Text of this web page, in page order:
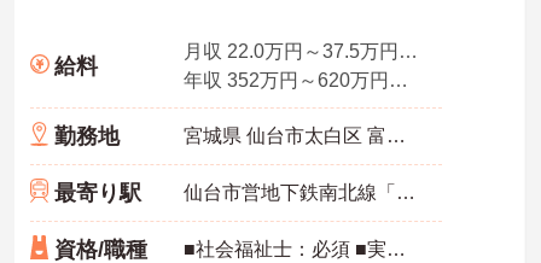
給料
月収 22.0万円～37.5万円程度
年収 352万円～620万円程度
勤務地 宮城県 仙台市太白区 富沢西3丁目10番地の1
最寄り駅 仙台市営地下鉄南北線「富沢駅」徒歩20分
資格/職種 ■社会福祉士：必須 ■実務経験：あれば尚可（相談員職の経験） ■普通自動車運転免許（AT限定可）：必須